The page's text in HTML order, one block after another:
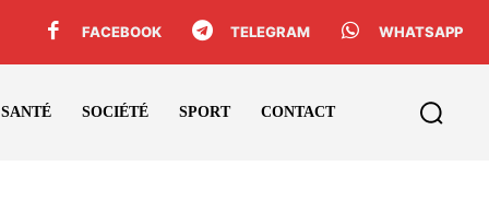
FACEBOOK TELEGRAM WHATSAPP
SANTÉ SOCIÉTÉ SPORT CONTACT